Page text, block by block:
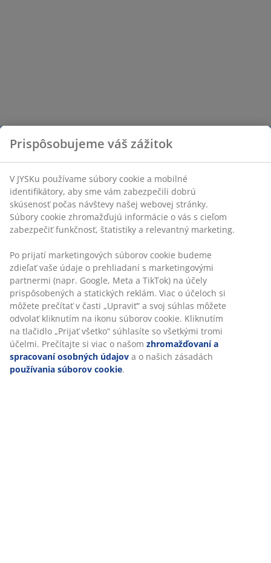
Prispôsobujeme váš zážitok
V JYSKu používame súbory cookie a mobilné
identifikátory, aby sme vám zabezpečili dobrú
skúsenosť počas návštevy našej webovej stránky.
Súbory cookie zhromažďujú informácie o vás s cieľom
zabezpečiť funkčnosť, štatistiky a relevantný marketing.
Po prijatí marketingových súborov cookie budeme
zdieľať vaše údaje o prehliadaní s marketingovými
partnermi (napr. Google, Meta a TikTok) na účely
prispôsobených a statických reklám. Viac o účeloch si
môžete prečítať v časti „Upraviť“ a svoj súhlas môžete
odvolať kliknutím na ikonu súborov cookie. Kliknutím
na tlačidlo „Prijať všetko“ súhlasíte so všetkými tromi
účelmi. Prečítajte si viac o našom zhromažďovaní a
spracovaní osobných údajov a o našich zásadách
používania súborov cookie.